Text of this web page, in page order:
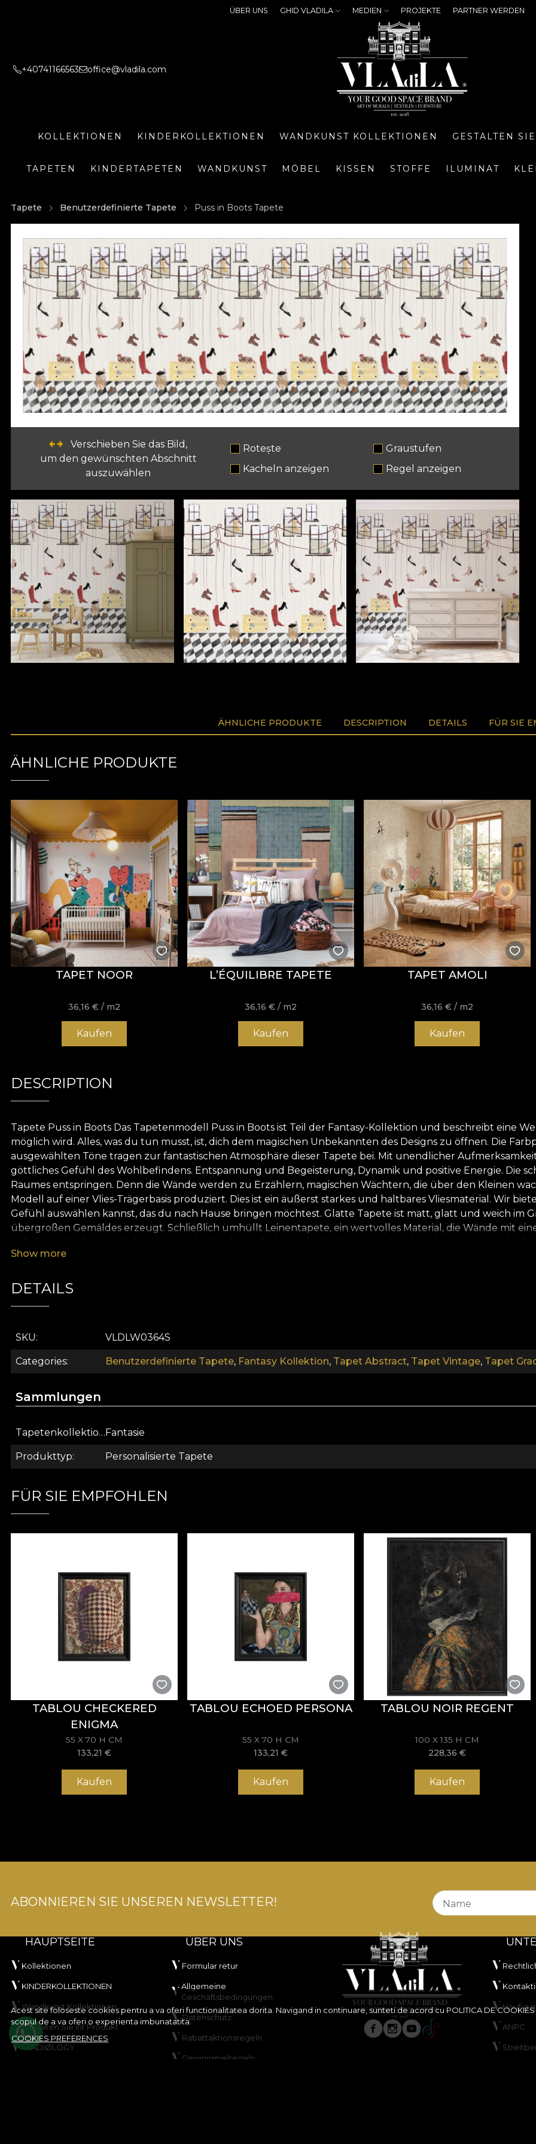
ÜBER UNS GHID VLADILA MEDIEN PROJEKTE PARTNER WERDEN
+40741166563 office@vladila.com
KOLLEKTIONEN KINDERKOLLEKTIONEN WANDKUNST KOLLEKTIONEN GESTALTEN
TAPETEN KINDERTAPETEN WANDKUNST MÖBEL KISSEN STOFFE ILUMINAT
Tapete Benutzerdefinierte Tapete Puss in Boots Tapete
Verschieben Sie das Bild,
um den gewünschten Abschnitt
auszuwählen
Rotește
Graustufen
Kacheln anzeigen
Regel anzeigen
ÄHNLICHE PRODUKTE DESCRIPTION DETAILS FÜR SIE
ÄHNLICHE PRODUKTE
TAPET NOOR
36,16€ / m2
Kaufen
L’ÉQUILIBRE TAPETE
36,16€ / m2
Kaufen
TAPET AMOLI
36,16€ / m2
Kaufen
DESCRIPTION
Tapete Puss in Boots Das Tapetenmodell Puss in Boots ist Teil der Fantasy-Kollektion und beschreibt eine
möglich wird. Alles, was du tun musst, ist, dich dem magischen Unbekannten des Designs zu öffnen. Die
ausgewählten Töne tragen zur fantastischen Atmosphäre dieser Tapete bei. Mit unendlicher
göttliches Gefühl des Wohlbefindens. Entspannung und Begeisterung, Dynamik und positive Energie. Die
Raumes entspringen. Denn die Wände werden zu Erzählern, magischen Wächtern, die über den Kleinen
Modell auf einer Vlies-Trägerbasis produziert. Dies ist ein äußerst starkes und haltbares Vliesmaterial. Wir
Gefühl auswählen kannst, das du nach Hause bringen möchtest. Glatte Tapete ist matt, glatt und weich im
übergroßen Gemäldes erzeugt. Schließlich umhüllt Leinentapete, ein wertvolles Material, die Wände mit
finde magische Ressourcen. Diese werden dich auf deinem Weg zur Entdeckung der Welt um dich herum
du zu träumen wagst. Und diese Kollektion beflügelt die schönsten Träume und Wünsche. *Aus Liebe und
Show more
DETAILS
SKU VLDLW0364S
Categories Benutzerdefinierte Tapete, Fantasy Kollektion, Tapet Abstract, Tapet Vintage, Tapet
Sammlungen
Tapetenkollektion Fantasie
Produkttyp Personalisierte Tapete
FÜR SIE EMPFOHLEN
TABLOU CHECKERED
ENIGMA
55 X 70 H CM
133,21€
Kaufen
TABLOU ECHOED PERSONA
55 X 70 H CM
133,21€
Kaufen
TABLOU NOIR REGENT
100 X 135 H CM
228,36€
Kaufen
Acest site foloseste cookies pentru a va oferi functionalitatea dorita. Navigand in continuare, sunteti de acord cu POLITICA DE COOKIES
scopul de a va oferi o experienta imbunatatita.
COOKIES PREFERENCES
ABONNIEREN SIE UNSEREN NEWSLETTER! Name
HAUPTSEITE
Kollektionen
KINDERKOLLEKTIONEN
Wandkunst Kollektionen
Gestalten Sie Ihr Produkt
VLADIØLOGY
ÜBER UNS
Formular retur
Allgemeine
Geschäftsbedingungen
Datenschutz
Rabattaktionsregeln
Gewinnspielregeln
Häufig
ANPC